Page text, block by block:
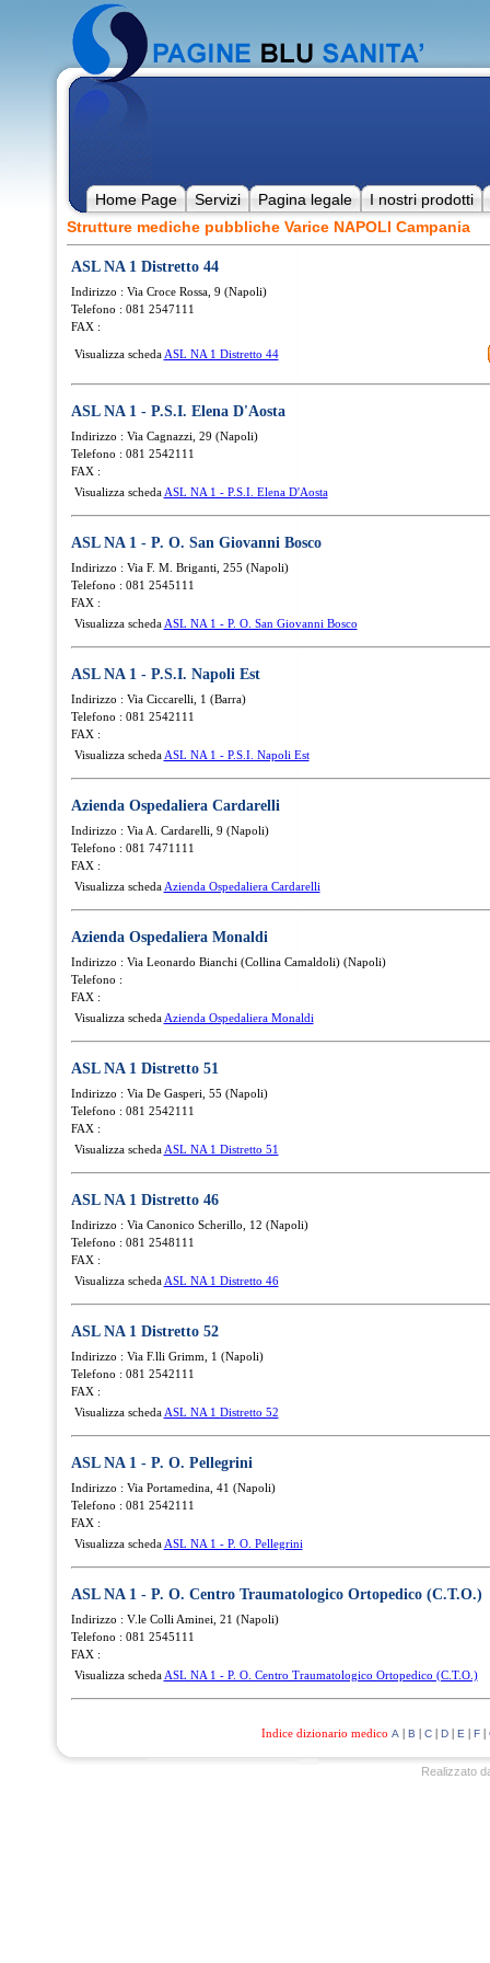
Home Page Servizi Pagina legale
I nostri prodotti
Strutture mediche pubbliche Varice NAPOLI Campania
ASL NA 1 Distretto 44
Indirizzo : Via Croce Rossa, 9 (Napoli)
Telefono : 081 2547111
FAX :
Visualizza scheda ASL NA 1 Distretto 44
ASL NA 1 - P.S.I. Elena D'Aosta
Indirizzo : Via Cagnazzi, 29 (Napoli)
Telefono : 081 2542111
FAX :
Visualizza scheda ASL NA 1 - P.S.I. Elena D'Aosta
ASL NA 1 - P. O. San Giovanni Bosco
Indirizzo : Via F. M. Briganti, 255 (Napoli)
Telefono : 081 2545111
FAX :
Visualizza scheda ASL NA 1 - P. O. San Giovanni Bosco
ASL NA 1 - P.S.I. Napoli Est
Indirizzo : Via Ciccarelli, 1 (Barra)
Telefono : 081 2542111
FAX :
Visualizza scheda ASL NA 1 - P.S.I. Napoli Est
Azienda Ospedaliera Cardarelli
Indirizzo : Via A. Cardarelli, 9 (Napoli)
Telefono : 081 7471111
FAX :
Visualizza scheda Azienda Ospedaliera Cardarelli
Azienda Ospedaliera Monaldi
Indirizzo : Via Leonardo Bianchi (Collina Camaldoli) (Napoli)
Telefono :
FAX :
Visualizza scheda Azienda Ospedaliera Monaldi
ASL NA 1 Distretto 51
Indirizzo : Via De Gasperi, 55 (Napoli)
Telefono : 081 2542111
FAX :
Visualizza scheda ASL NA 1 Distretto 51
ASL NA 1 Distretto 46
Indirizzo : Via Canonico Scherillo, 12 (Napoli)
Telefono : 081 2548111
FAX :
Visualizza scheda ASL NA 1 Distretto 46
ASL NA 1 Distretto 52
Indirizzo : Via F.lli Grimm, 1 (Napoli)
Telefono : 081 2542111
FAX :
Visualizza scheda ASL NA 1 Distretto 52
ASL NA 1 - P. O. Pellegrini
Indirizzo : Via Portamedina, 41 (Napoli)
Telefono : 081 2542111
FAX :
Visualizza scheda ASL NA 1 - P. O. Pellegrini
ASL NA 1 - P. O. Centro Traumatologico Ortopedico (C.T.O.)
Indirizzo : V.le Colli Aminei, 21 (Napoli)
Telefono : 081 2545111
FAX :
Visualizza scheda ASL NA 1 - P. O. Centro Traumatologico Ortopedico (C.T.O.)
Indice dizionario medico A | B | C| D| E | F|
Realizzato